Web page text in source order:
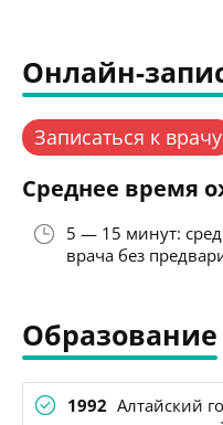
Онлайн-
Записаться к врачу
Среднее время
5 — 15 минут:
врача без
Образование
1992 Алтайский